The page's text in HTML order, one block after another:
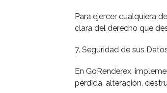
Para ejercer cualquiera
clara del derecho que
7. Seguridad de sus
En GoRenderex,
pérdida, alteración,